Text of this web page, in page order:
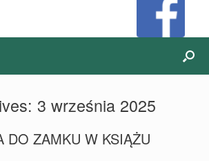
3 września 2025
DO ZAMKU W KSIĄŻU